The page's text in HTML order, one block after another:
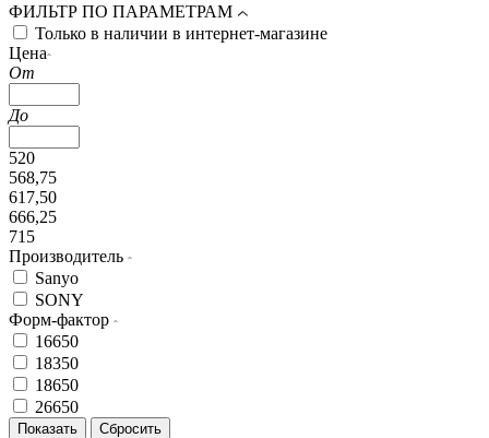
ФИЛЬТР ПО ПАРАМЕТРАМ
Только в наличии в интернет-магазине
Цена
От
До
520
568,75
617,50
666,25
715
Производитель
Sanyo
SONY
Форм-фактор
16650
18350
18650
26650